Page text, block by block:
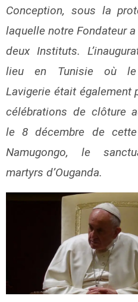
Conception, sous la
laquelle notre Fondateur
deux Instituts.
lieu en Tunisie où le
Lavigerie était également
célébrations de clôture
le 8 décembre de
Namugongo, le
martyrs d’Ouganda.